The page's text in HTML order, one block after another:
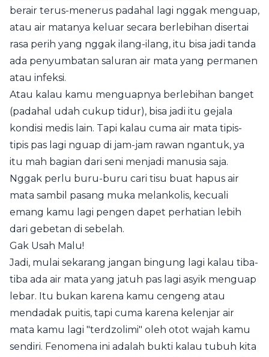
berair terus-menerus padahal lagi nggak menguap,
atau air matanya keluar secara berlebihan disertai
rasa perih yang nggak ilang-ilang, itu bisa jadi tanda
ada penyumbatan saluran air mata yang permanen
atau infeksi.
Atau kalau kamu menguapnya berlebihan banget
(padahal udah cukup tidur), bisa jadi itu gejala
kondisi medis lain. Tapi kalau cuma air mata tipis-
tipis pas lagi nguap di jam-jam rawan ngantuk, ya
itu mah bagian dari seni menjadi manusia saja.
Nggak perlu buru-buru cari tisu buat hapus air
mata sambil pasang muka melankolis, kecuali
emang kamu lagi pengen dapet perhatian lebih
dari gebetan di sebelah.
Gak Usah Malu!
Jadi, mulai sekarang jangan bingung lagi kalau tiba-
tiba ada air mata yang jatuh pas lagi asyik menguap
lebar. Itu bukan karena kamu cengeng atau
mendadak puitis, tapi cuma karena kelenjar air
mata kamu lagi "terdzolimi" oleh otot wajah kamu
sendiri. Fenomena ini adalah bukti kalau tubuh kita